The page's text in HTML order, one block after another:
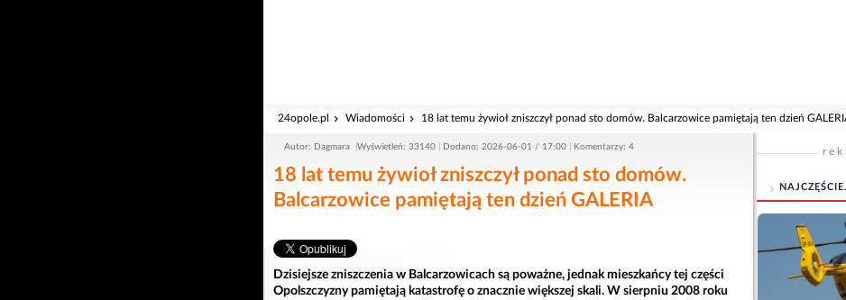
24opole.pl Wiadomości 18 lat temu żywioł zniszczył ponad sto domów. Balcarzowice pamiętają ten dzień
Autor: Dagmara Wyświetleń: 33140 Dodano: 2026-06-01 / 17:00 Komentarzy: 4
18 lat temu żywioł zniszczył ponad sto domów.
Balcarzowice pamiętają ten dzień GALERIA
Dzisiejsze zniszczenia w Balcarzowicach są poważne, jednak mieszkańcy tej części
Opolszczyzny pamiętają katastrofę o znacznie większej skali. W sierpniu 2008 roku